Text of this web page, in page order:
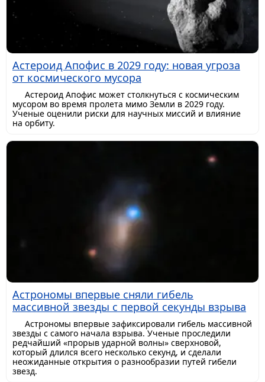
Астероид Апофис в 2029 году: новая угроза
от космического мусора
Астероид Апофис может столкнуться с космическим
мусором во время пролета мимо Земли в 2029 году.
Ученые оценили риски для научных миссий и влияние
на орбиту.
Астрономы впервые сняли гибель
массивной звезды с первой секунды взрыва
Астрономы впервые зафиксировали гибель массивной
звезды с самого начала взрыва. Ученые проследили
редчайший «прорыв ударной волны» сверхновой,
который длился всего несколько секунд, и сделали
неожиданные открытия о разнообразии путей гибели
звезд.